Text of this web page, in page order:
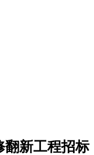
翻新工程招标